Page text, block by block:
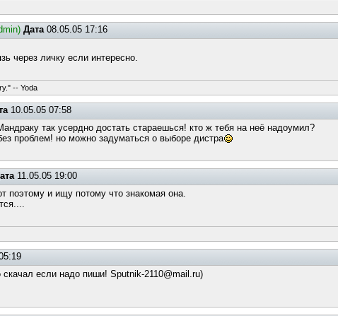
Дата08.05.05 17:16
через личку если интересно.
-- Yoda
10.05.05 07:58
так усердно достать стараешься! кто ж тебя на неё надоумил?
проблем! но можно задуматься о выборе дистра
11.05.05 19:00
поэтому и ищу потому что знакомая она.
если надо пиши! Sputnik-2110@mail.ru)